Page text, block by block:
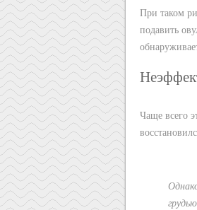
При таком
подавить
Чаще всего